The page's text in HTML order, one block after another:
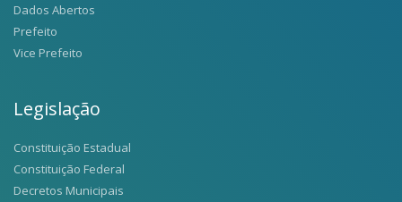
Dados Abertos
Prefeito
Vice Prefeito
Legislação
Constituição Estadual
Constituição Federal
Decretos Municipais